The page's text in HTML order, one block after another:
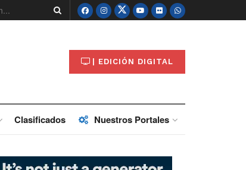
| EDICIÓN DIGITAL
Clasificados Nuestros Portales